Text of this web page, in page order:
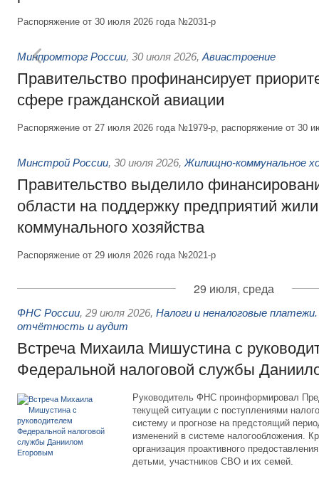
Распоряжение от 30 июля 2026 года №2031-р
Минпромторг России, 30 июля 2026, Авиастроение
Правительство профинансирует
сфере гражданской авиации
Распоряжение от 27 июля 2026 года №1979-р, распоряжение от 30
Минстрой России, 30 июля 2026, Жилищно-коммунальное
Правительство выделило
области на поддержку предприятий
коммунального хозяйства
Распоряжение от 29 июля 2026 года №2021-р
29 июля, среда
ФНС России, 29 июля 2026, Налоги и неналоговые
отчётность и аудит
Встреча Михаила Мишустина с
Федеральной налоговой службы
Руководитель ФНС проинформировал
текущей ситуации с поступлениями
систему и прогнозе на предстоящий
изменений в системе налогообложения.
организация проактивного
детьми, участников СВО и их семей.